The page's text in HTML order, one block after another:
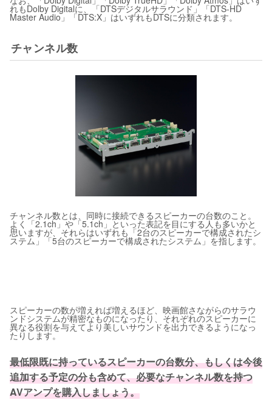
れもDolby Digitalに、「DTSデジタルサラウンド」「DTS-HD
Master Audio」「DTS:X」はいずれもDTSに分類されます。
チャンネル数
チャンネル数とは、同時に接続できるスピーカーの台数のこと。
よく「2.1ch」や「5.1ch」といった表記を目にする人も多いかと
思いますが、それらはいずれも「2台のスピーカーで構成されたシ
ステム」「5台のスピーカーで構成されたシステム」を指します。
スピーカーの数が増えれば増えるほど、映画館さながらのサラウ
ンドシステムが精密なものになったり、それぞれのスピーカーに
異なる役割を与えてより美しいサウンドを出力できるようになっ
たりします。
最低限既に持っているスピーカーの台数分、もしくは今後
追加する予定の分も含めて、必要なチャンネル数を持つ
AVアンプを購入しましょう。